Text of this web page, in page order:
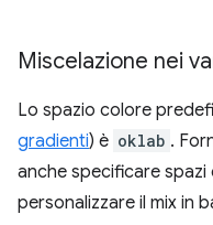
Miscelazione nei
Lo spazio colore
gradienti) è oklab .
anche specificare
personalizzare il mix in